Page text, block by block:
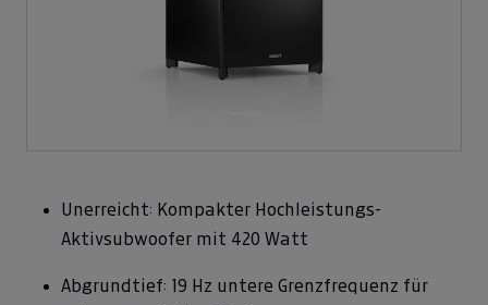
Unerreicht: Kompakter Hochleistungs-
Aktivsubwoofer mit 420 Watt
Abgrundtief: 19 Hz untere Grenzfrequenz für